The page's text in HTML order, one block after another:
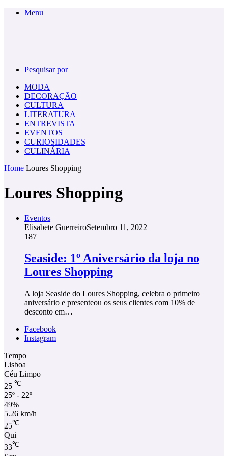
Menu
Pesquisar por
MODA
DECORAÇÃO
CULTURA
LITERATURA
ENTREVISTA
EVENTOS
CURIOSIDADES
CULINÁRIA
Home|Loures Shopping
Loures Shopping
Eventos
Elisabete GuerreiroSetembro 11, 2022
187
Seaside: 1º Aniversário da loja no
Loures Shopping
A loja Seaside do Loures Shopping, celebra o primeiro
aniversário e presenteou os seus clientes com 10% de
desconto em…
Facebook
Instagram
Tempo
Lisboa
Céu Limpo
25 ℃
25º - 22º
49%
5.26 km/h
25℃
Qui
33℃